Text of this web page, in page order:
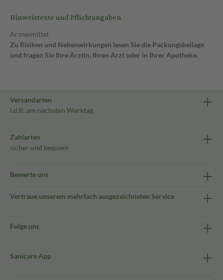
Hinweistexte und Pflichtangaben
Arzneimittel
Zu Risiken und Nebenwirkungen lesen Sie die Packungsbeilage
und fragen Sie Ihre Ärztin, Ihren Arzt oder in Ihrer Apotheke.
Versandarten
i.d.R. am nächsten Werktag
Zahlarten
sicher und bequem
Bewerte uns
Vertraue unserem mehrfach ausgezeichneten Service
Folge uns
Sanicare App